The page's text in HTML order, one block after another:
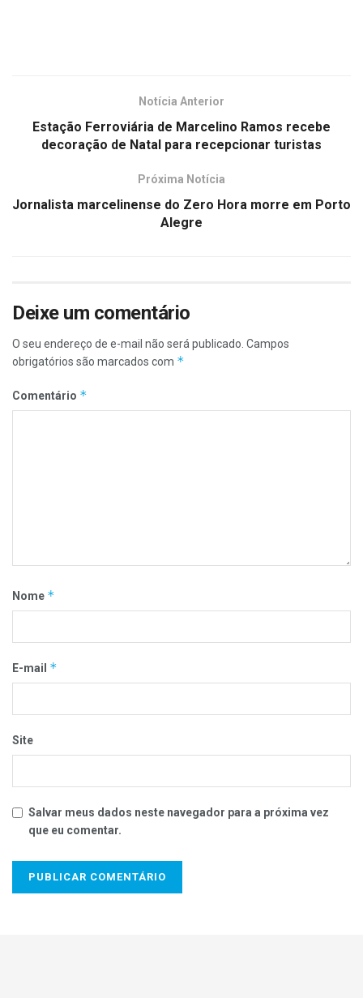
Notícia Anterior
Estação Ferroviária de Marcelino Ramos recebe
decoração de Natal para recepcionar turistas
Próxima Notícia
Jornalista marcelinense do Zero Hora morre em Porto
Alegre
Deixe um comentário
O seu endereço de e-mail não será publicado. Campos
obrigatórios são marcados com *
Comentário *
Nome *
E-mail *
Site
Salvar meus dados neste navegador para a próxima vez
que eu comentar.